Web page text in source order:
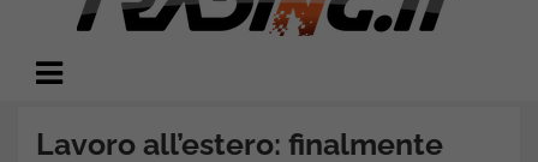
Trading.it
Lavoro all’estero: finalmente